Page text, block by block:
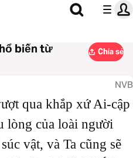
biến từ
Chia sẻ
NVB
qua khắp xứ Ai-cập
lòng của loài người
vật, và Ta cũng sẽ